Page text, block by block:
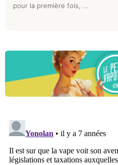
pour la première fois, …